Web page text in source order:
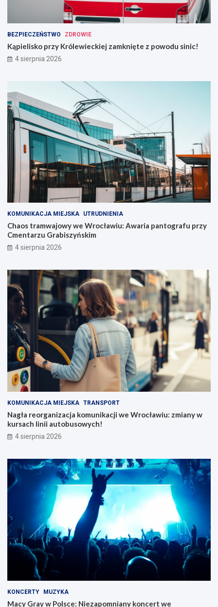
BEZPIECZEŃSTWO ZDROWIE
Kąpielisko przy Królewieckiej zamknięte z powodu sinic!
4 sierpnia 2026
KOMUNIKACJA MIEJSKA UTRUDNIENIA
Chaos tramwajowy we Wrocławiu: Awaria pantografu przy
Cmentarzu Grabiszyńskim
4 sierpnia 2026
KOMUNIKACJA MIEJSKA TRANSPORT
Nagła reorganizacja komunikacji we Wrocławiu: zmiany w
kursach linii autobusowych!
4 sierpnia 2026
KONCERTY MUZYKA
Macy Gray w Polsce: Niezapomniany koncert we